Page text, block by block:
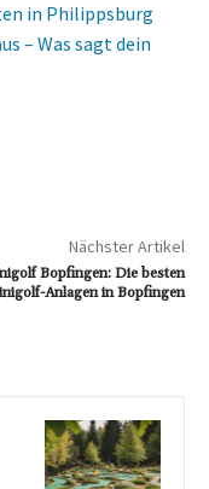
in Philippsburg
– Was sagt dein
Nächster Artikel
Bopfingen: Die besten
Anlagen in Bopfingen